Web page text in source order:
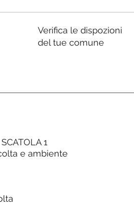
Verifica le dispozioni
del tue comune
SCATOLA 1
e ambiente